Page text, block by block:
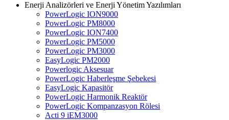
Enerji Analizörleri ve Enerji Yönetim Yazılımları
PowerLogic ION9000
PowerLogic PM8000
PowerLogic ION7400
PowerLogic PM5000
PowerLogic PM3000
EasyLogic PM2000
Powerlogic Aksesuar
PowerLogic Haberleşme Şebekesi
EasyLogic Kapasitör
PowerLogic Harmonik Reaktör
PowerLogic Kompanzasyon Rölesi
Acti 9 iEM3000